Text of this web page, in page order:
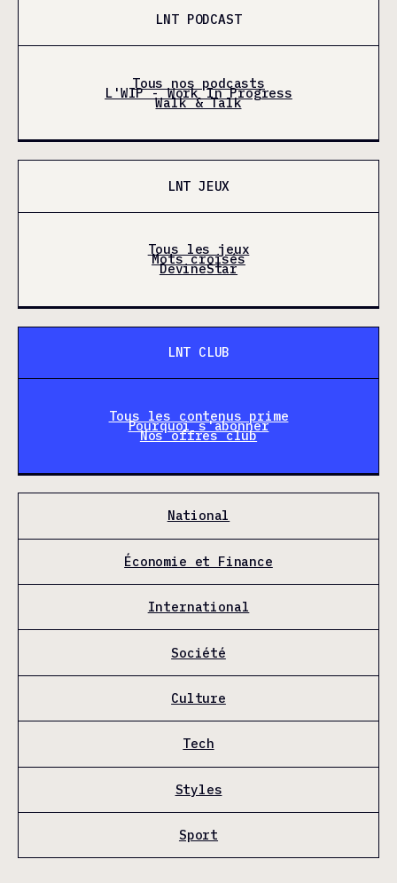
LNT PODCAST
Tous nos podcasts
L'WIP - Work In Progress
Walk & Talk
LNT JEUX
Tous les jeux
Mots croisés
DevineStar
LNT CLUB
Tous les contenus prime
Pourquoi s'abonner
Nos offres club
National
Économie et Finance
International
Société
Culture
Tech
Styles
Sport